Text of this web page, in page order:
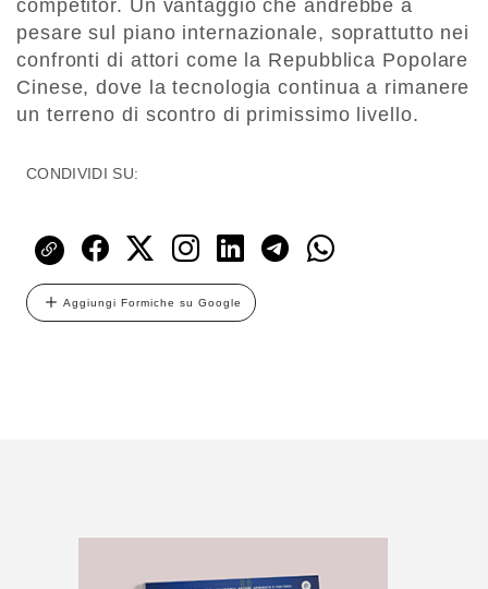
competitor. Un vantaggio che andrebbe a
pesare sul piano internazionale, soprattutto nei
confronti di attori come la Repubblica Popolare
Cinese, dove la tecnologia continua a rimanere
un terreno di scontro di primissimo livello.
CONDIVIDI SU:
Aggiungi Formiche su Google